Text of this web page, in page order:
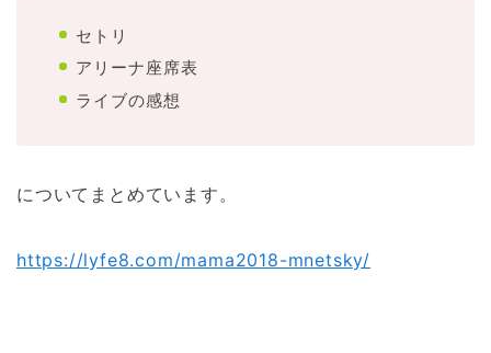
セトリ
アリーナ座席表
ライブの感想
についてまとめています。
https://lyfe8.com/mama2018-mnetsky/